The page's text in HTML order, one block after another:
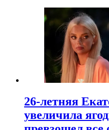
26-летняя
увеличила